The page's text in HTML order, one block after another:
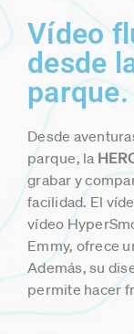
Vídeo
desde
parque.
Desde
parque, la
grabar y
facilidad. El
vídeo
Emmy, ofrece
Además, su
permite hacer